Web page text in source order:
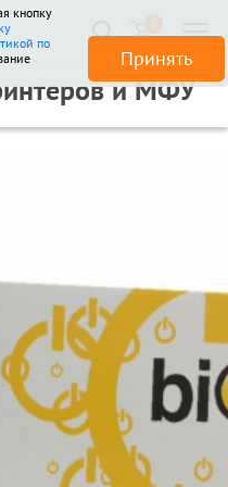
кнопку
по
Принять
и МФУ